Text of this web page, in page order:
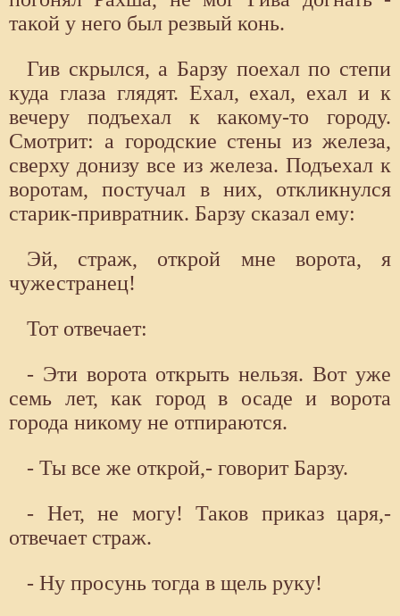
такой у него был резвый конь.
Гив скрылся, а Барзу поехал по степи
куда глаза глядят. Ехал, ехал, ехал и к
вечеру подъехал к какому-то городу.
Смотрит: а городские стены из железа,
сверху донизу все из железа. Подъехал к
воротам, постучал в них, откликнулся
старик-привратник. Барзу сказал ему:
Эй, страж, открой мне ворота, я
чужестранец!
Тот отвечает:
- Эти ворота открыть нельзя. Вот уже
семь лет, как город в осаде и ворота
города никому не отпираются.
- Ты все же открой,- говорит Барзу.
- Нет, не могу! Таков приказ царя,-
отвечает страж.
- Ну просунь тогда в щель руку!